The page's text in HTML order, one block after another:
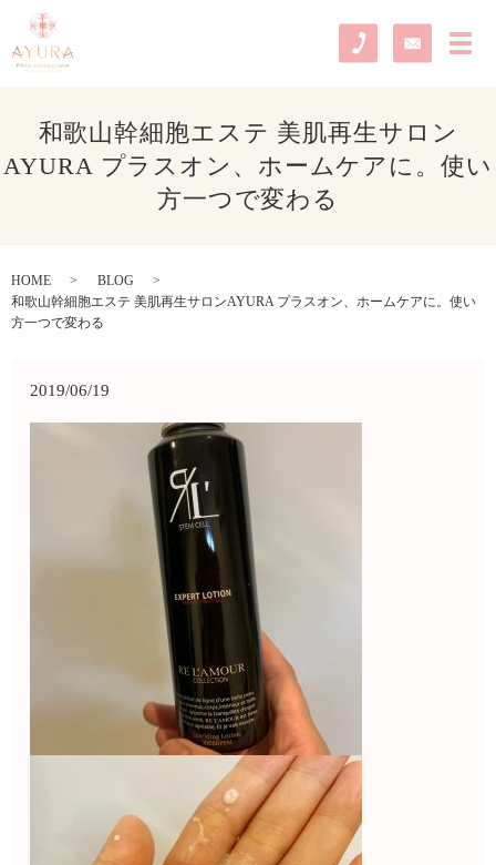
メ
和歌山幹細胞エステ 美肌再生サロン
AYURA プラスオン、ホームケアに。使い
方一つで変わる
HOME
BLOG
和歌山幹細胞エステ 美肌再生サロンAYURA プラスオン、ホームケアに。使い
方一つで変わる
2019/06/19